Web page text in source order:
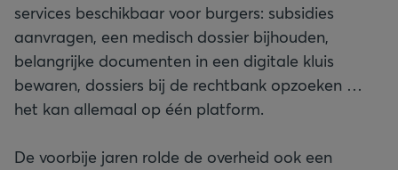
services beschikbaar voor burgers: subsidies
aanvragen, een medisch dossier bijhouden,
belangrijke documenten in een digitale kluis
bewaren, dossiers bij de rechtbank opzoeken …
het kan allemaal op één platform.
De voorbije jaren rolde de overheid ook een